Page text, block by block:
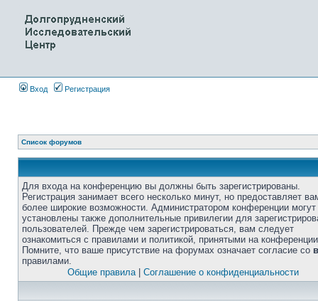
Вход Регистрация
Список форумов
Для входа на конференцию вы должны быть зарегистрированы.
Регистрация занимает всего несколько минут, но предоставляет
более широкие возможности. Администратором конференции
установлены также дополнительные привилегии для
пользователей. Прежде чем зарегистрироваться, вам следует
ознакомиться с правилами и политикой, принятыми на
Помните, что ваше присутствие на форумах означает согласие со
правилами.
Общие правила| Соглашение о конфиденциальности